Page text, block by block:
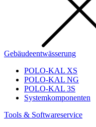
Gebäudeentwässerung
POLO-KAL XS
POLO-KAL NG
POLO-KAL 3S
Systemkomponenten
Tools & Softwareservice